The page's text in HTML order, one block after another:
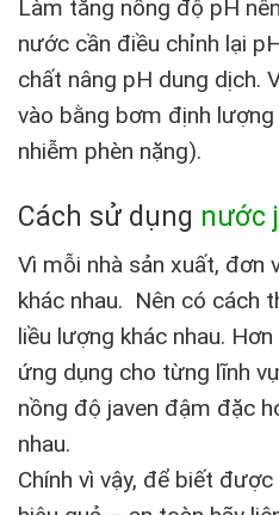
Làm tăng nồng độ pH
nước cần điều chỉnh lại
chất nâng pH dung dịch.
vào bằng bơm định
nhiễm phèn nặng).
Cách sử dụng nước
Vì mỗi nhà sản xuất, đơn
khác nhau. Nên có cách
liều lượng khác nhau.
ứng dụng cho từng lĩnh
nồng độ javen đậm đặc
nhau.
Chính vì vậy, để biết